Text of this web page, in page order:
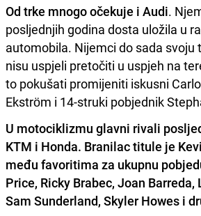
Od trke mnogo očekuje i Audi.
posljednjih godina dosta uložila u
automobila. Nijemci do sada svoju
nisu uspjeli pretočiti u uspjeh na
to pokušati promijeniti iskusni
Ekström i 14-struki pobjednik
U motociklizmu glavni rivali
KTM i Honda. Branilac titule je
među favoritima za ukupnu
Price, Ricky Brabec, Joan
Sam Sunderland, Skyler Howes i